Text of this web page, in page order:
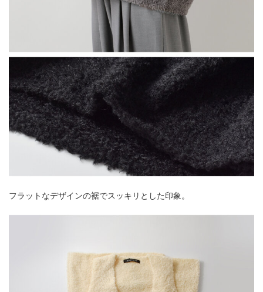
フラットなデザインの裾でスッキリとした印象。